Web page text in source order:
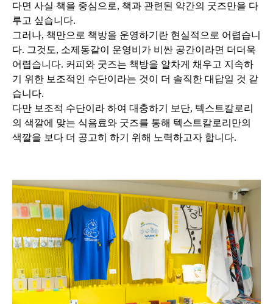
다면 사실 책을 중심으로, 책과 관련된 약간의 굿즈만을 다
루고 싶습니다.
그러나, 책만으로 책방을 운영하기란 현실적으로 어렵습니
다. 그것도, 소제동같이 운영비가 비싼 공간이라면 더더욱
어렵습니다. 커피와 굿즈는 책방을 알차게 채우고 지속하
기 위한 보조적인 수단이라는 것이 더 솔직한 대답일 것 같
습니다.
다만 보조적 수단이라 하여 대충하기 보단, 텍스트칼로리
의 색깔에 맞는 식음료와 굿즈를 통해 텍스트칼로리만의
색깔을 보다 더 공고히 하기 위해 노력하고자 합니다.